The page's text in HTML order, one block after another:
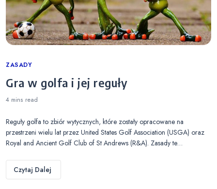
Categories
ZASADY
Gra w golfa i jej reguły
4 mins read
Reguły golfa to zbiór wytycznych, które zostały opracowane na
przestrzeni wielu lat przez United States Golf Association (USGA) oraz
Royal and Ancient Golf Club of St Andrews (R&A). Zasady te…
Czytaj Dalej